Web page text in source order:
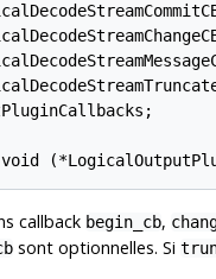
callback begin_cb,
sont optionnelles. Si